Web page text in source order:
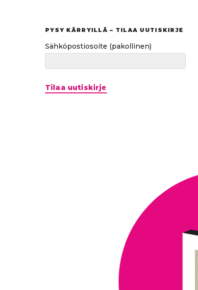
PYSY KÄRRYILLÄ – TILAA UUTISKIRJE
Sähköpostiosoite (pakollinen)
Tilaa uutiskirje